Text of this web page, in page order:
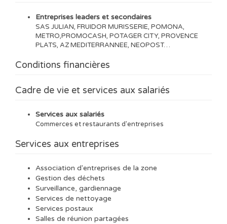
Entreprises leaders et secondaires
SAS JULIAN, FRUIDOR MURISSERIE, POMONA,
METRO,PROMOCASH, POTAGER CITY, PROVENCE
PLATS, AZ MEDITERRANNEE, NEOPOST…
Conditions financières
Cadre de vie et services aux salariés
Services aux salariés
Commerces et restaurants d'entreprises
Services aux entreprises
Association d'entreprises de la zone
Gestion des déchets
Surveillance, gardiennage
Services de nettoyage
Services postaux
Salles de réunion partagées